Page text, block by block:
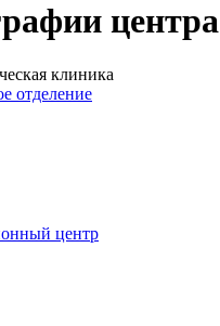
центра
отделение
центр